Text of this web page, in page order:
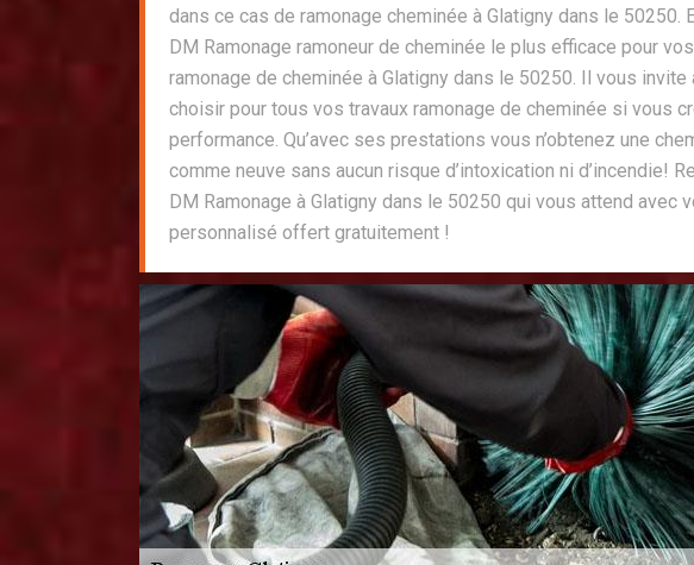
dans ce cas de ramonage cheminée à Glatigny dans le 50250.
DM Ramonage ramoneur de cheminée le plus efficace pour
ramonage de cheminée à Glatigny dans le 50250. Il vous invite
choisir pour tous vos travaux ramonage de cheminée si vous
performance. Qu’avec ses prestations vous n’obtenez une
comme neuve sans aucun risque d’intoxication ni d’incendie!
DM Ramonage à Glatigny dans le 50250 qui vous attend avec
personnalisé offert gratuitement !